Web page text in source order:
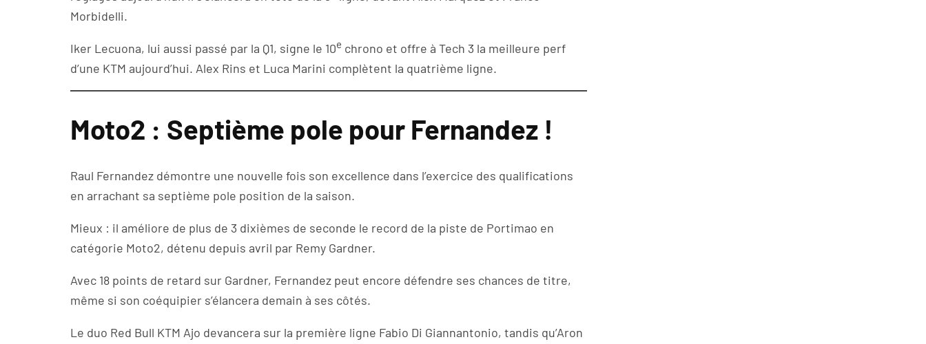
Morbidelli.
Iker Lecuona, lui aussi passé par la Q1, signe le 10e chrono et offre à Tech 3 la meilleure perf
d’une KTM aujourd’hui. Alex Rins et Luca Marini complètent la quatrième ligne.
Moto2 : Septième pole pour Fernandez !
Raul Fernandez démontre une nouvelle fois son excellence dans l’exercice des qualifications
en arrachant sa septième pole position de la saison.
Mieux : il améliore de plus de 3 dixièmes de seconde le record de la piste de Portimao en
catégorie Moto2, détenu depuis avril par Remy Gardner.
Avec 18 points de retard sur Gardner, Fernandez peut encore défendre ses chances de titre,
même si son coéquipier s’élancera demain à ses côtés.
Le duo Red Bull KTM Ajo devancera sur la première ligne Fabio Di Giannantonio, tandis qu’Aron